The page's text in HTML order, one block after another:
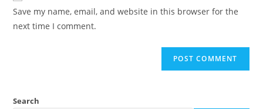
Save my name, email, and website in this browser for the
next time I comment.
Search